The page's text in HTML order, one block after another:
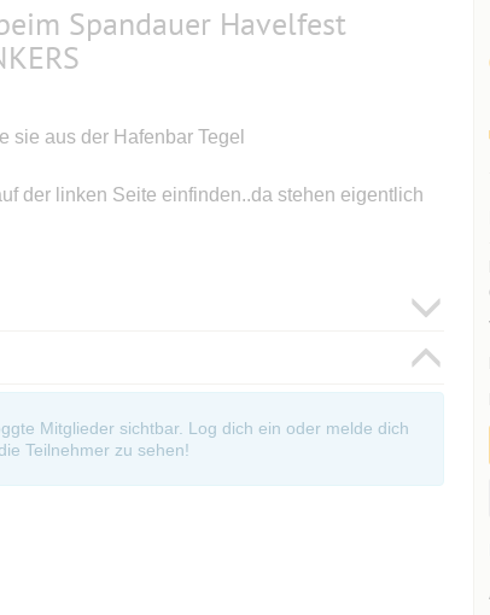
Spandauer Havelfest
sie aus der Hafenbar Tegel
der linken Seite einfinden..da stehen eigentlich
Mitglieder sichtbar. Log dich ein oder melde dich
Teilnehmer zu sehen!